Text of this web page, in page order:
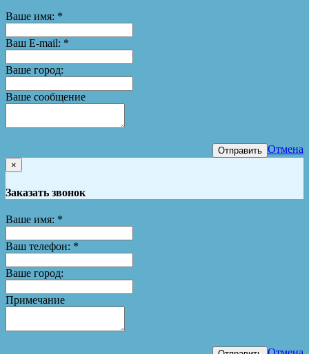
Ваше имя: *
Ваш E-mail: *
Ваше город:
Ваше сообщение
Отправить Отмена
×
Заказать звонок
Ваше имя: *
Ваш телефон: *
Ваше город:
Примечание